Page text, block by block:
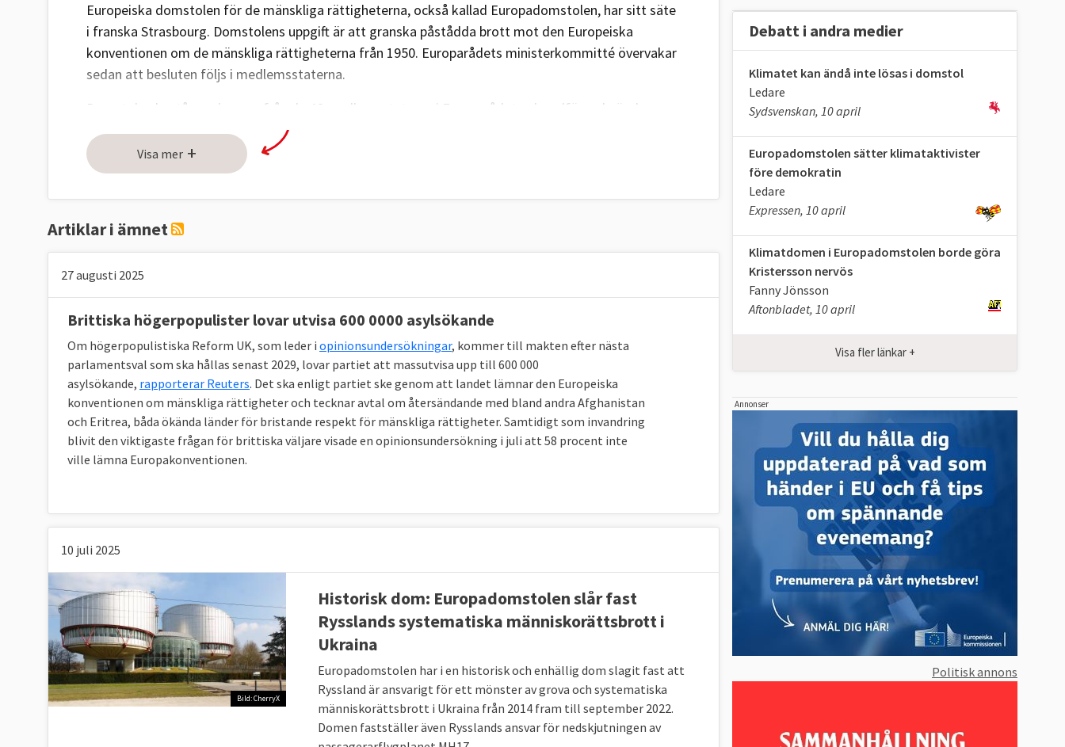
Europeiska domstolen för de mänskliga rättigheterna, också kallad Europadomstolen, har sitt säte
i franska Strasbourg. Domstolens uppgift är att granska påstådda brott mot den Europeiska
konventionen om de mänskliga rättigheterna från 1950. Europarådets ministerkommitté övervakar
sedan att besluten följs i medlemsstaterna.
Domstolen består av domare från de 46 medlemsstaterna i Europarådet och ordförande är den
franske domaren Mattias Guyomar. Domarna nomineras av ländernas regeringar och utses av
Europarådets parlamentariska församling.
och myndigheter, men Europadomstolen har högsta tolkningsrätt. Den som anser att svenska
staten kränkt hens rättigheter enligt Europakonventionens paragrafer kan efter att ha fått sitt
ärende prövat i Högsta domstolen, Högsta förvaltningsdomstolen eller regeringen, gå vidare med
sitt klagomål till Europadomstolen i Strasbourg. I vissa fall kan ett ärende prövas utan att ha
passerat ett lands högsta juridiska instans. Europadomstolen kan döma ut skadestånd till den
klagande.
Bindande domar
Domstolens domar är bindande för den berörda staten. Domar mot Sverige har i flera fall lett till
utbetalning av ersättning till klaganden och har även varit anledning till förändringar i svensk
lagstiftning. Bland annat vad gäller ökad tillgång till domstolsprövning.
Europadomstolen ska inteförväxlas medEU-domstoleni Luxemburg.
Visa mer +
Artiklar i ämnet
27 augusti 2025
Brittiska högerpopulister lovar utvisa 600 0000 asylsökande
Om högerpopulistiska Reform UK, som leder i opinionsundersökningar, kommer till makten efter nästa
parlamentsval som ska hållas senast 2029, lovar partiet att massutvisa upp till 600 000
asylsökande, rapporterar Reuters. Det ska enligt partiet ske genom att landet lämnar den Europeiska
konventionen om mänskliga rättigheter och tecknar avtal om återsändande med bland andra Afghanistan
och Eritrea, båda ökända länder för bristande respekt för mänskliga rättigheter. Samtidigt som invandring
blivit den viktigaste frågan för brittiska väljare visade en opinionsundersökning i juli att 58 procent inte
ville lämna Europakonventionen.
10 juli 2025
Bild: CherryX
Historisk dom: Europadomstolen slår fast
Rysslands systematiska människorättsbrott i
Ukraina
Europadomstolen har i en historisk och enhällig dom slagit fast att
Ryssland är ansvarigt för ett mönster av grova och systematiska
människorättsbrott i Ukraina från 2014 fram till september 2022.
Domen fastställer även Rysslands ansvar för nedskjutningen av
Debatt i andra medier
Klimatet kan ändå inte lösas i domstol
Ledare
Sydsvenskan, 10 april
Europadomstolen sätter klimataktivister
före demokratin
Ledare
Expressen, 10 april
Klimatdomen i Europadomstolen borde göra
Kristersson nervös
Fanny Jönsson
Aftonbladet, 10 april
Visa fler länkar +
Annonser
Politisk annons